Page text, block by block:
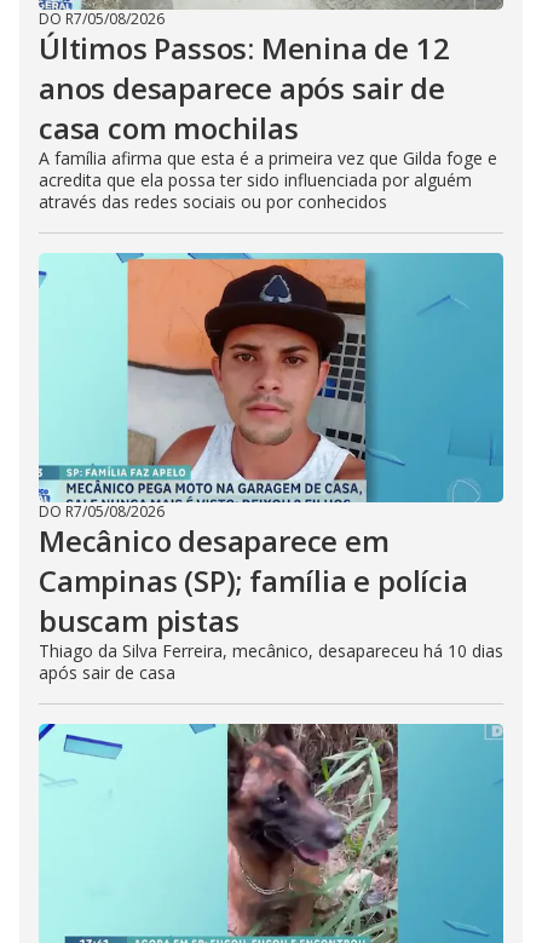
DO R7/05/08/2026
Últimos Passos: Menina de 12
anos desaparece após sair de
casa com mochilas
A família afirma que esta é a primeira vez que Gilda foge e
acredita que ela possa ter sido influenciada por alguém
através das redes sociais ou por conhecidos
DO R7/05/08/2026
Mecânico desaparece em
Campinas (SP); família e polícia
buscam pistas
Thiago da Silva Ferreira, mecânico, desapareceu há 10 dias
após sair de casa